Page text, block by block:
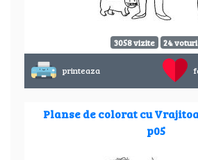
3058 vizite 24 voturi
printeaza
Planse de colorat cu
p05